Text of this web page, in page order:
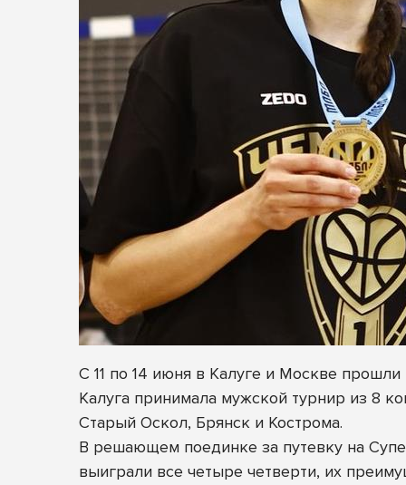
С 11 по 14 июня в Калуге и Москве
Калуга принимала мужской турнир из 8
Старый Оскол, Брянск и Кострома.
В решающем поединке за путевку на
выиграли все четыре четверти, их